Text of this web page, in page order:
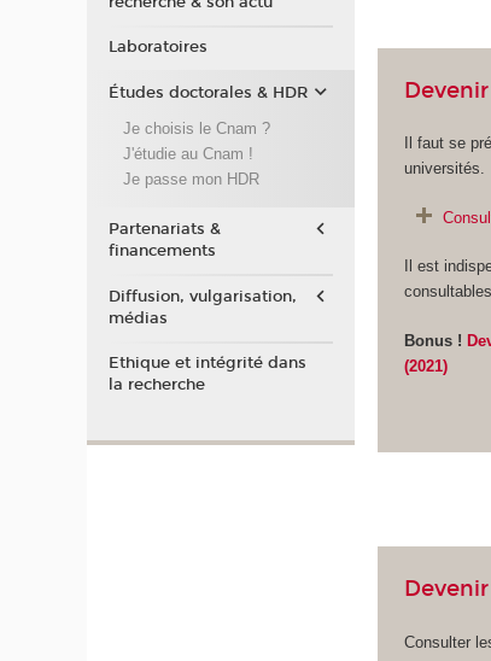
Il faut se
universités.
Il est
Bonus !
(2021)
Consulter
Laboratoires
Études doctorales & HDR
Je choisis le Cnam ?
J'étudie au Cnam !
Je passe mon HDR
Partenariats &
financements
Diffusion, vulgarisation,
médias
Ethique et intégrité dans
la recherche